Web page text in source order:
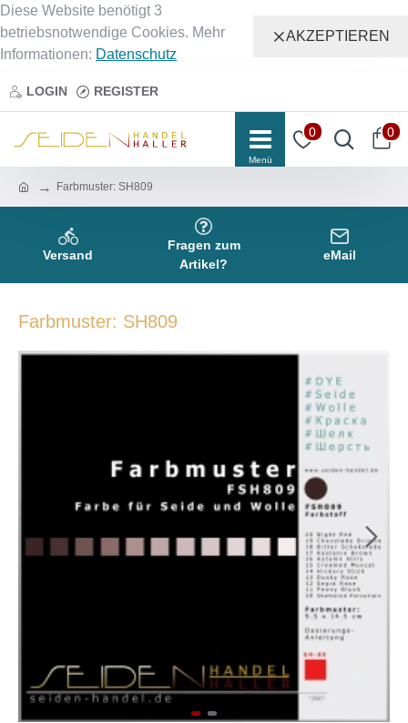
Diese Website benötigt 3
betriebsnotwendige Cookies. Mehr
Informationen: Datenschutz
AKZEPTIEREN
LOGIN REGISTER
0 0
Farbmuster: SH809
Versand
Fragen zum
Artikel?
eMail
Farbmuster: SH809